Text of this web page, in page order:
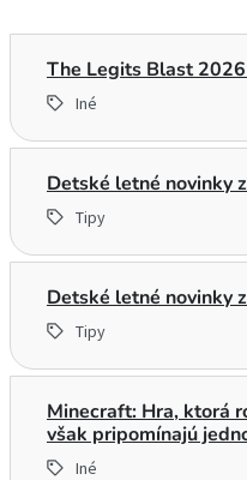
The Legits Blast
Iné
Detské letné novinky
Tipy
Detské letné novinky
Tipy
Minecraft: Hra, ktorá
však pripomínajú
Iné